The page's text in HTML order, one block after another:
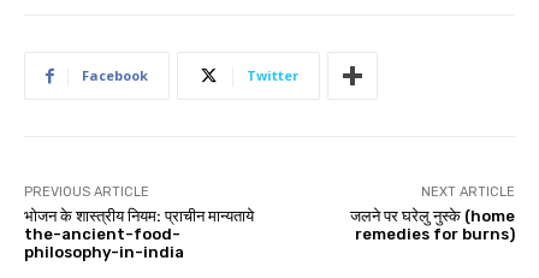
Facebook Twitter
PREVIOUS ARTICLE
भोजन के शास्त्रीय नियम: प्राचीन मान्यताये
the-ancient-food-
philosophy-in-india
NEXT ARTICLE
जलने पर घरेलु नुस्के (home
remedies for burns)